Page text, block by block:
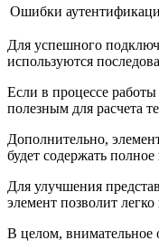
Ошибки
Для успешного
используются
Если в процессе
полезным для расчета
Дополнительно,
будет содержать
Для улучшения
элемент позволит
В целом, внимательное